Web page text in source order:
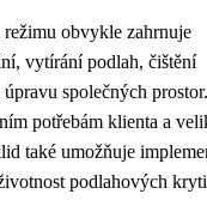
obvykle zahrnuje
vytírání podlah, čištění
společných prostor.
potřebám klienta a
také umožňuje
podlahových